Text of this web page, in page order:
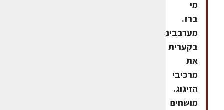
מי
ברז.
מערבבים
בקערית
את
מרכיבי
הזיגוג.
מושחים